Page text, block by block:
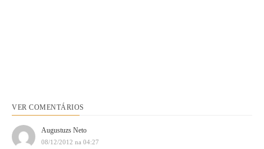
VER COMENTÁRIOS
Augustuzs Neto
08/12/2012 na 04:27